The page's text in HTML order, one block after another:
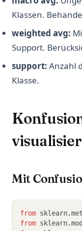
Klassen.
weighted avg:
Support.
support: Anzahl
Klasse.
Mit
from sklearn.
from sklearn.